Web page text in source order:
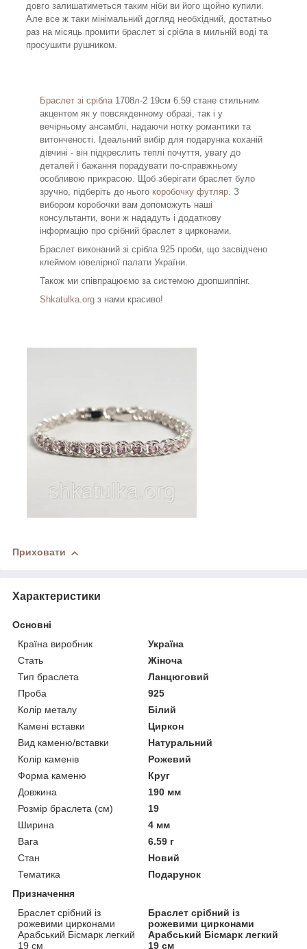
довго залишатиметься таким ніби ви його щойно купили.
Але все ж таки мінімальний догляд необхідний, достатньо
раз на місяць промити браслет зі срібла в мильній воді та
просушити рушником.
Браслет зі срібла1708л-2 19см 6.59 стане стильним
акцентом як у повсякденному образі, так і у
вечірньому ансамблі, надаючи нотку романтики та
витонченості. Ідеальний вибір для подарунка коханій
дівчині - він підкреслить теплі почуття, увагу до
деталей і бажання порадувати по-справжньому
особливою прикрасою. Щоб зберігати браслет було
зручно, підберіть до нього коробочку футляр. З
вибором коробочки вам допоможуть наші
консультанти, вони ж нададуть і додаткову
інформацію про срібний браслет з цирконами.
Браслет виконаний зі срібла 925 проби, що засвідчено
клеймом ювелірної палати України.
Також ми співпрацюємо за системою дропшиппінг.
Shkatulka.org з нами красиво!
Приховати
Характеристики
Основні
Країна виробник
Україна
Стать
Жіноча
Тип браслета
Ланцюговий
Проба
925
Колір металу
Білий
Камені вставки
Циркон
Вид каменю/вставки
Натуральний
Колір каменів
Рожевий
Форма каменю
Круг
Довжина
190 мм
Розмір браслета (см)
19
Ширина
4 мм
Вага
6.59 г
Стан
Новий
Тематика
Подарунок
Призначення
Браслет срібний із
рожевими цирконами
Арабський Бісмарк легкий
19 см
Браслет срібний із
рожевими цирконами
Арабський Бісмарк легкий
19 см